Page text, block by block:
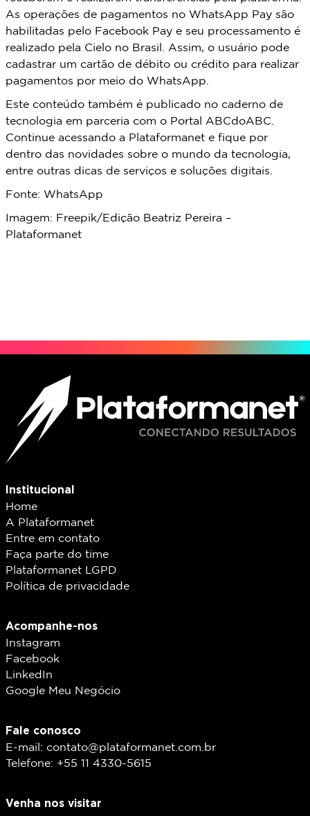
As operações de pagamentos no WhatsApp Pay são
habilitadas pelo Facebook Pay e seu processamento é
realizado pela Cielo no Brasil. Assim, o usuário pode
cadastrar um cartão de débito ou crédito para realizar
pagamentos por meio do WhatsApp.
Este conteúdo também é publicado no caderno de
tecnologia em parceria com o Portal ABCdoABC.
Continue acessando a Plataformanet e fique por
dentro das novidades sobre o mundo da tecnologia,
entre outras dicas de serviços e soluções digitais.
Fonte: WhatsApp
Imagem: Freepik/Edição Beatriz Pereira –
Plataformanet
Institucional
Home
A Plataformanet
Entre em contato
Faça parte do time
Plataformanet LGPD
Política de privacidade
Acompanhe-nos
Instagram
Facebook
LinkedIn
Google Meu Negócio
Fale conosco
E-mail: contato@plataformanet.com.br
Telefone: +55 11 4330-5615
Venha nos visitar